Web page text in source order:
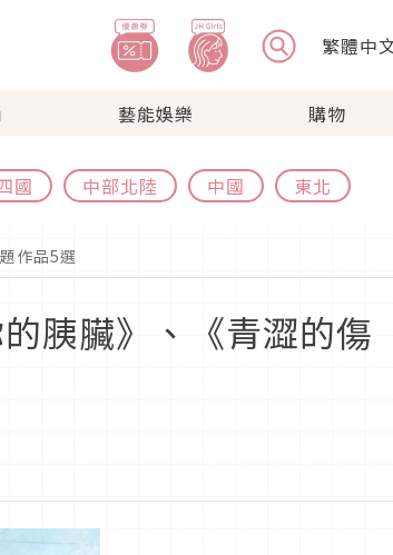
繁體中
藝能娛樂 購物
國 中部北陸 中國 東北
作品5選
胰臟》、《青澀的傷